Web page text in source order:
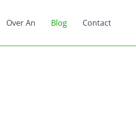
Over An Blog Contact